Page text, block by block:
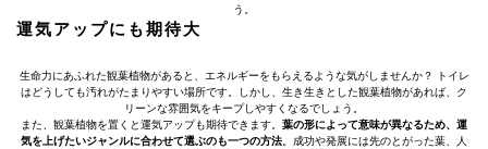
う。
運気アップにも期待大
生命力にあふれた観葉植物があると、エネルギーをもらえるような気がしませんか？ トイレ
はどうしても汚れがたまりやすい場所です。しかし、生き生きとした観葉植物があれば、ク
リーンな雰囲気をキープしやすくなるでしょう。
また、観葉植物を置くと運気アップも期待できます。 葉の形によって意味が異なるため、運
気を上げたいジャンルに合わせて選ぶのも一つの方法 。成功や発展には先のとがった葉、人